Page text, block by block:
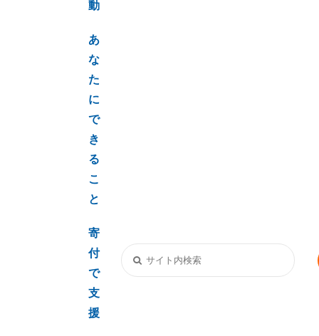
動
あ
な
た
に
で
き
る
こ
と
寄
付
で
支
援